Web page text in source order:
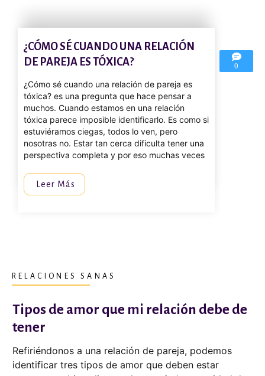
¿CÓMO SÉ CUANDO UNA RELACIÓN
DE PAREJA ES TÓXICA?
¿Cómo sé cuando una relación de pareja es
tóxica? es una pregunta que hace pensar a
muchos. Cuando estamos en una relación
tóxica parece imposible identificarlo. Es como si
estuviéramos ciegas, todos lo ven, pero
nosotras no. Estar tan cerca dificulta tener una
perspectiva completa y por eso muchas veces
Leer Más
0
RELACIONES SANAS
Tipos de amor que mi relación debe de
tener
Refiriéndonos a una relación de pareja, podemos
identificar tres tipos de amor que deben estar